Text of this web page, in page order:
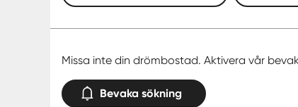
Missa inte din drömbostad. Aktivera vår
Bevaka sökning